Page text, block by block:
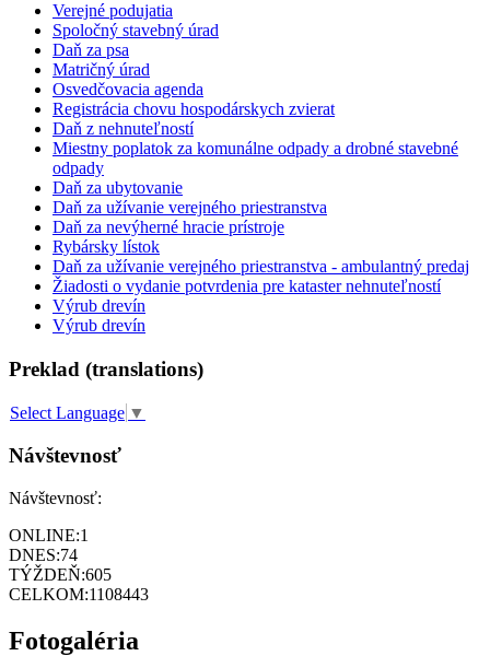
Verejné podujatia
Spoločný stavebný úrad
Daň za psa
Matričný úrad
Osvedčovacia agenda
Registrácia chovu hospodárskych zvierat
Daň z nehnuteľností
Miestny poplatok za komunálne odpady a drobné stavebné
odpady
Daň za ubytovanie
Daň za užívanie verejného priestranstva
Daň za nevýherné hracie prístroje
Rybársky lístok
Daň za užívanie verejného priestranstva - ambulantný predaj
Žiadosti o vydanie potvrdenia pre kataster nehnuteľností
Výrub drevín
Výrub drevín
Preklad (translations)
Select Language ▼
Návštevnosť
Návštevnosť:
ONLINE:1
DNES:74
TÝŽDEŇ:605
CELKOM:1108443
Fotogaléria